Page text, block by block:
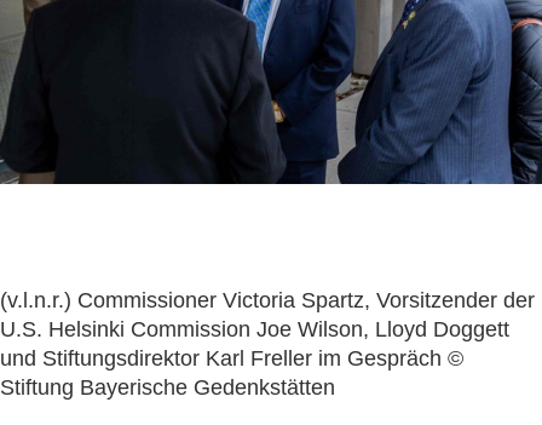
(v.l.n.r.) Commissioner Victoria Spartz, Vorsitzender der
U.S. Helsinki Commission Joe Wilson, Lloyd Doggett
und Stiftungsdirektor Karl Freller im Gespräch ©
Stiftung Bayerische Gedenkstätten